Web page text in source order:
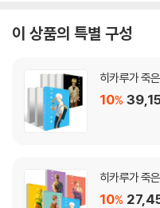
이 상품의 특별 구성
히카루가 죽
10%
히카루가 죽
10%